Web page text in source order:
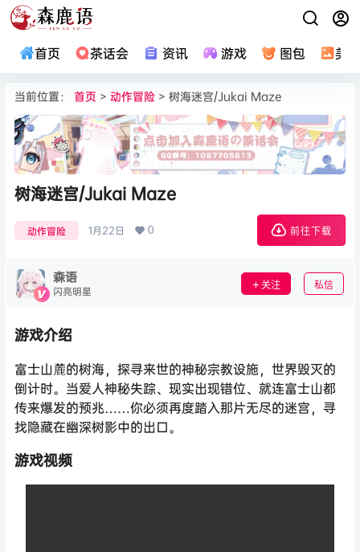
首页 茶话会 资讯 游戏 图包 美
当前位置： 首页 > 动作冒险 > 树海迷宫/Jukai Maze
树海迷宫/Jukai Maze
动作冒险 1月22日 0 前往下载
森语
闪亮明星 关注 私信
游戏介绍
富士山麓的树海，探寻来世的神秘宗教设施，世界毁灭的
倒计时。当爱人神秘失踪、现实出现错位、就连富士山都
传来爆发的预兆……你必须再度踏入那片无尽的迷宫，寻
找隐藏在幽深树影中的出口。
游戏视频